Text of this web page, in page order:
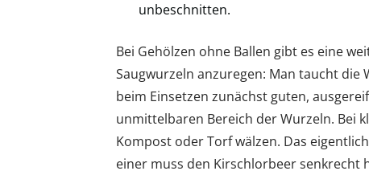
unbeschnitten.
Bei Gehölzen ohne Ballen gibt es eine
Saugwurzeln anzuregen: Man taucht
beim Einsetzen zunächst guten,
unmittelbaren Bereich der Wurzeln. Bei
Kompost oder Torf wälzen. Das
einer muss den Kirschlorbeer senkrecht